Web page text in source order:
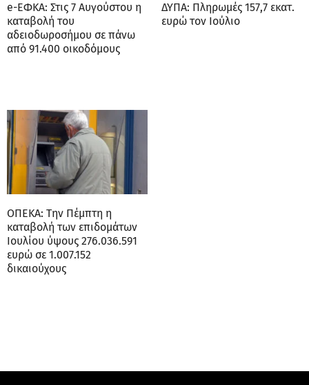
e-ΕΦΚΑ: Στις 7 Αυγούστου η
καταβολή του
αδειοδωροσήμου σε πάνω
από 91.400 οικοδόμους
ΔΥΠΑ: Πληρωμές 157,7 εκατ.
ευρώ τον Ιούλιο
ΟΠΕΚΑ: Την Πέμπτη η
καταβολή των επιδομάτων
Ιουλίου ύψους 276.036.591
ευρώ σε 1.007.152
δικαιούχους